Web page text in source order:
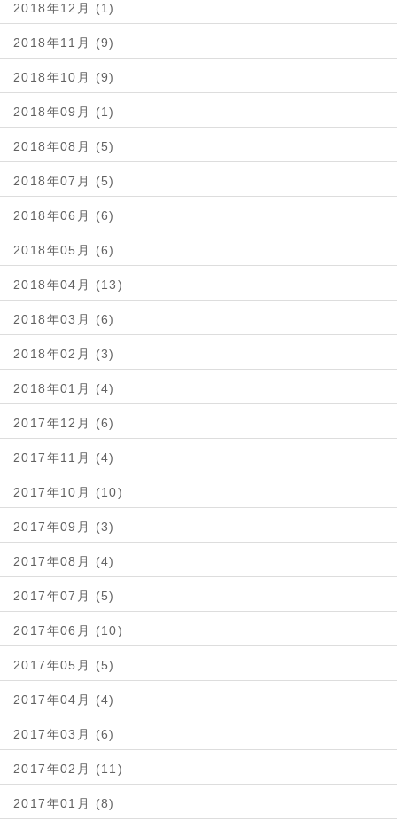
2018年12月 (1)
2018年11月 (9)
2018年10月 (9)
2018年09月 (1)
2018年08月 (5)
2018年07月 (5)
2018年06月 (6)
2018年05月 (6)
2018年04月 (13)
2018年03月 (6)
2018年02月 (3)
2018年01月 (4)
2017年12月 (6)
2017年11月 (4)
2017年10月 (10)
2017年09月 (3)
2017年08月 (4)
2017年07月 (5)
2017年06月 (10)
2017年05月 (5)
2017年04月 (4)
2017年03月 (6)
2017年02月 (11)
2017年01月 (8)